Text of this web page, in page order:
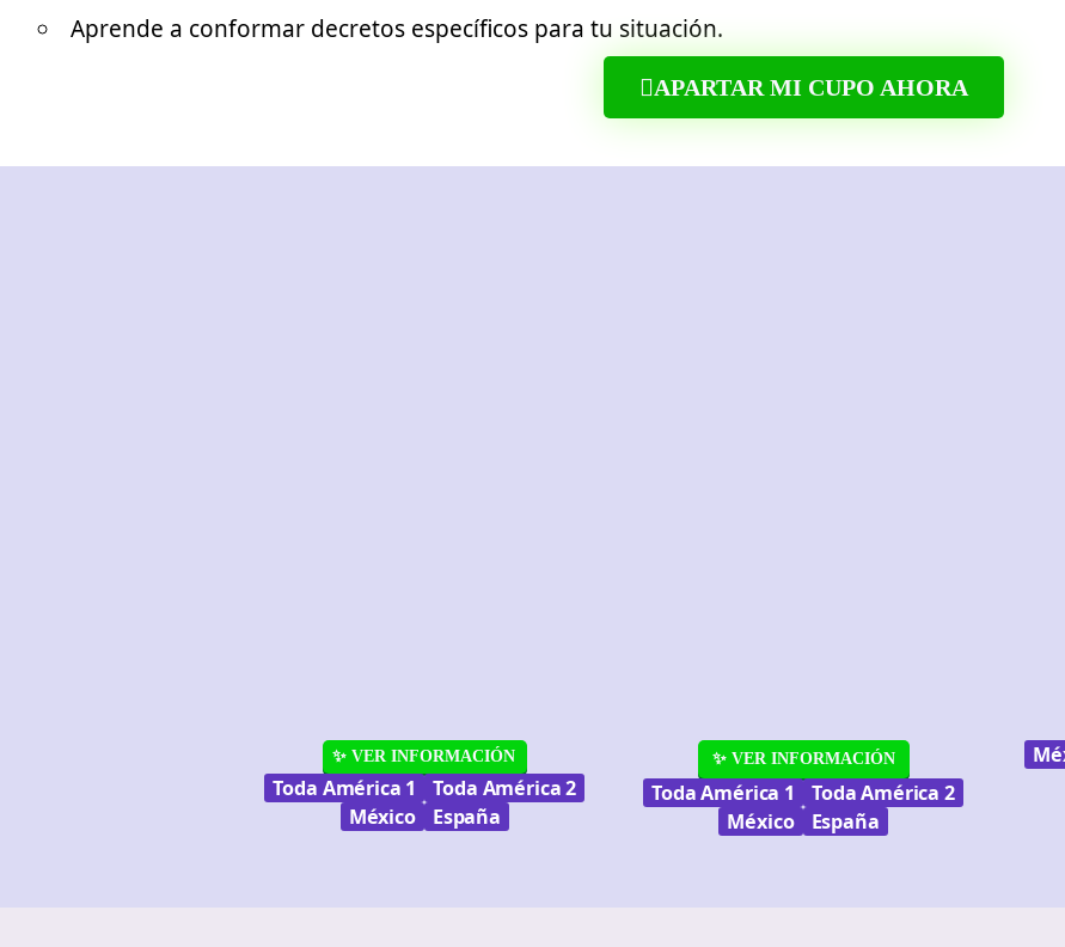
Aprende a conformar decretos específicos para tu situación.
APARTAR MI CUPO AHORA
✨ VER INFORMACIÓN
Toda América 1
Toda América 2
México
España
✨ VER INFORMACIÓN
Toda América 1
Toda América 2
México
España